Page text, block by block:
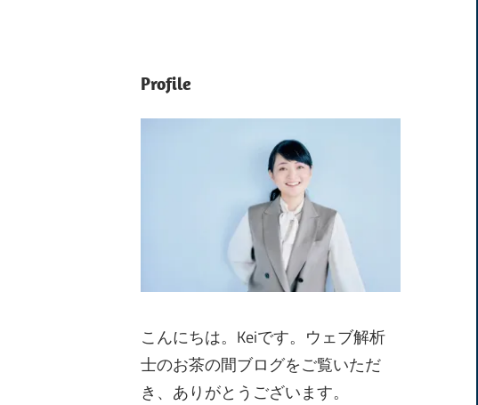
Profile
こんにちは。Keiです。ウェブ解析
士のお茶の間ブログをご覧いただ
き、ありがとうございます。